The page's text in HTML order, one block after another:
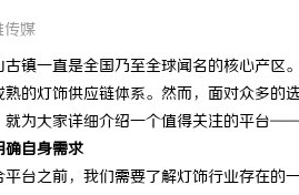
媒
一直是全国乃至全球闻名的核心产区
的灯饰供应链体系。然而，面对众多
就为大家详细介绍一个值得关注的平台
自身需求
之前，我们需要了解灯饰行业存在的